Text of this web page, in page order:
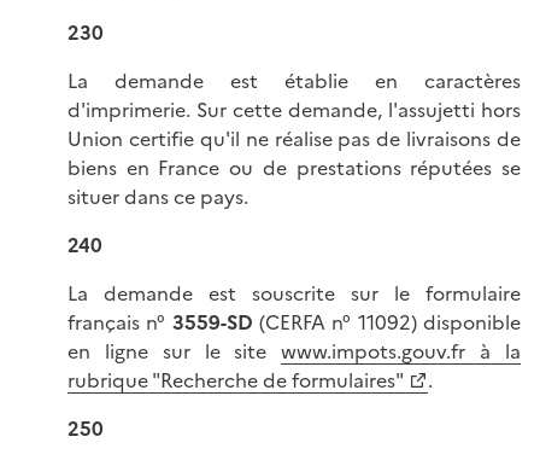
230
La demande est établie en caractères
d'imprimerie. Sur cette demande, l'assujetti hors
Union certifie qu'il ne réalise pas de livraisons de
biens en France ou de prestations réputées se
situer dans ce pays.
240
La demande est souscrite sur le formulaire
français n° 3559-SD(CERFA n° 11092) disponible
en ligne sur le sitewww.impots.gouv.fr à la
rubrique "Recherche de formulaires"
.
250